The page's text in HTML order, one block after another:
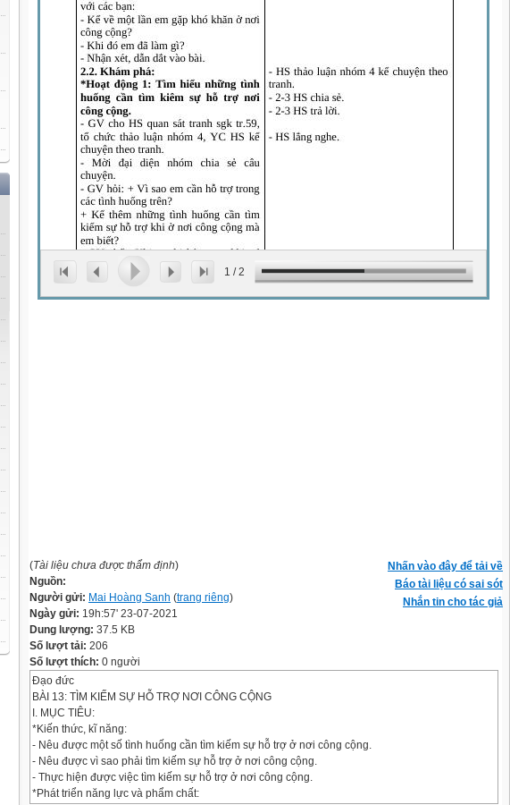
1 /2
Nhấn vào đây để tải về
Báo tài liệu có sai sót
Nhắn tin cho tác giả
(Tài liệu chưa được thẩm định)
Nguồn:
Người gửi: Mai Hoàng Sanh (trang riêng)
Ngày gửi: 19h:57' 23-07-2021
Dung lượng: 37.5 KB
Số lượt tải: 206
Số lượt thích: 0 người
Đạo đức
BÀI 13: TÌM KIẾM SỰ HỖ TRỢ NƠI CÔNG CỘNG
I. MỤC TIÊU:
*Kiến thức, kĩ năng:
- Nêu được một số tình huống cần tìm kiếm sự hỗ trợ ở nơi công cộng.
- Nêu được vì sao phải tìm kiếm sự hỗ trợ ở nơi công cộng.
- Thực hiện được việc tìm kiếm sự hỗ trợ ở nơi công cộng.
*Phát triển năng lực và phẩm chất: